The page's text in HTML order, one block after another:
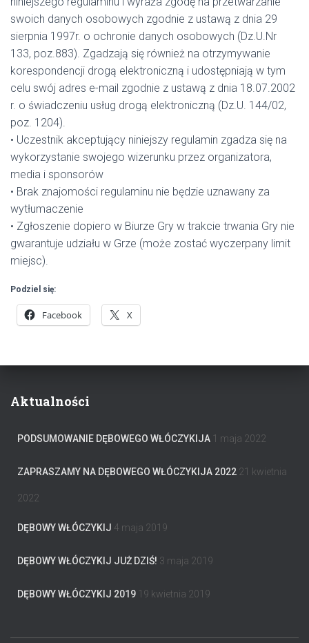
swoich danych osobowych zgodnie z ustawą z dnia 29
sierpnia 1997r. o ochronie danych osobowych (Dz.U.Nr
133, poz.883). Zgadzają się również na otrzymywanie
korespondencji drogą elektroniczną i udostępniają w tym
celu swój adres e-mail zgodnie z ustawą z dnia 18.07.2002
r. o świadczeniu usług drogą elektroniczną (Dz.U. 144/02,
poz. 1204).
• Uczestnik akceptujący niniejszy regulamin zgadza się na
wykorzystanie swojego wizerunku przez organizatora,
media i sponsorów
• Brak znajomości regulaminu nie będzie uznawany za
wytłumaczenie
• Zgłoszenie dopiero w Biurze Gry w trakcie trwania Gry nie
gwarantuje udziału w Grze (może zostać wyczerpany limit
miejsc).
Podziel się:
Facebook X
Aktualności
PODSUMOWANIE DĘBOWEGO WŁÓCZYKIJA 1 maja 2022
ZAPRASZAMY NA DĘBOWEGO WŁÓCZYKIJA 2022 21 kwietnia
2022
DĘBOWY WŁÓCZYKIJ 4 maja 2019
DĘBOWY WŁÓCZYKIJ JUŻ DZIŚ! 3 maja 2019
DĘBOWY WŁÓCZYKIJ 2019 19 kwietnia 2019